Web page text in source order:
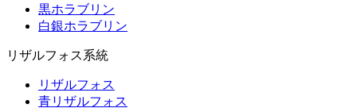
黒ホラブリン
白銀ホラブリン
リザルフォス系統
リザルフォス
青リザルフォス